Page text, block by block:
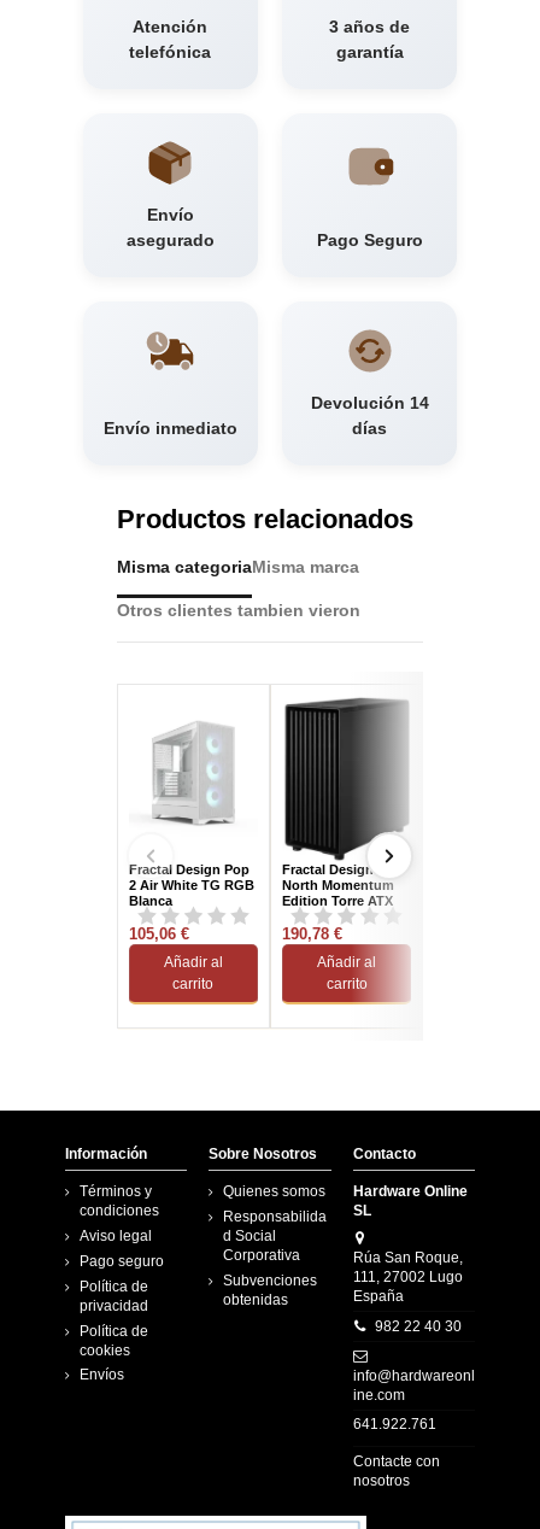
Atención
telefónica
3 años de
garantía
Envío
asegurado
Pago Seguro
Envío inmediato
Devolución 14
días
Productos relacionados
Misma categoriaMisma marca
Otros clientes tambien vieron
Fractal Design Pop
2 Air White TG RGB
Blanca
105,06 €
Añadir al
carrito
Fractal Design
North Momentum
Edition Torre ATX
Ventana Frontal
Mesh Negro/Roble
190,78 €
Añadir al
carrito
Información
Términos y
condiciones
Aviso legal
Pago seguro
Política de
privacidad
Política de
cookies
Envíos
Sobre Nosotros
Quienes somos
Responsabilida
d Social
Corporativa
Subvenciones
obtenidas
Contacto
Hardware Online
SL
Rúa San Roque,
111, 27002 Lugo
España
982 22 40 30
info@hardwareonl
ine.com
641.922.761
Contacte con
nosotros